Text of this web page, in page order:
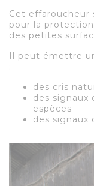
Cet effaroucheur
pour la
des petites
Il peut émettre
:
des cris
des signaux
espèces
des signaux